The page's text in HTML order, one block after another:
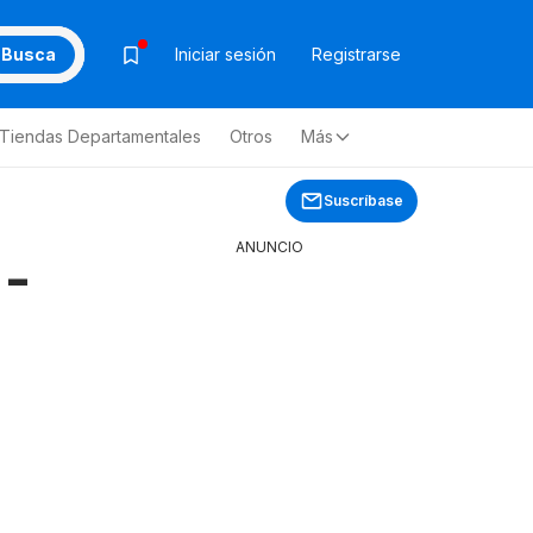
Busca Iniciar sesión Registrarse
Tiendas Departamentales Otros Más
Suscríbase
ANUNCIO